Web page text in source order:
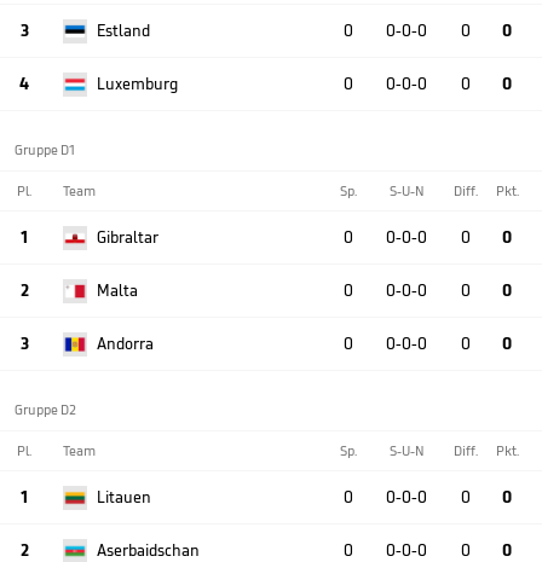
3 Estland 0 0-0-0 0 0
4 Luxemburg 0 0-0-0 0 0
Gruppe D1
Pl. Team Sp. S-U-N Diff. Pkt.
1 Gibraltar 0 0-0-0 0 0
2 Malta 0 0-0-0 0 0
3 Andorra 0 0-0-0 0 0
Gruppe D2
Pl. Team Sp. S-U-N Diff. Pkt.
1 Litauen 0 0-0-0 0 0
2 Aserbaidschan 0 0-0-0 0 0